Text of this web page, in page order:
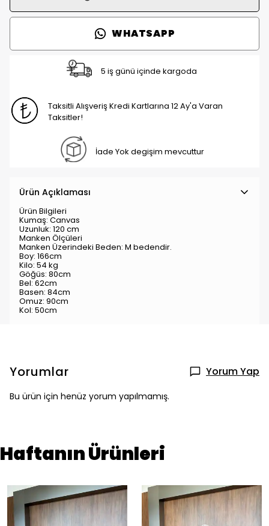
WHATSAPP
5 iş günü içinde kargoda
Taksitli Alışveriş Kredi Kartlarına 12 Ay'a Varan
Taksitler!
İade Yok degişim mevcuttur
Ürün Açıklaması
Ürün Bilgileri
Kumaş: Canvas
Uzunluk: 120 cm
Manken Ölçüleri
Manken Üzerindeki Beden: M bedendir.
Boy: 166cm
Kilo: 54 kg
Göğüs: 80cm
Bel: 62cm
Basen: 84cm
Omuz: 90cm
Kol: 50cm
Yorumlar Yorum Yap
Bu ürün için henüz yorum yapılmamış.
Haftanın Ürünleri